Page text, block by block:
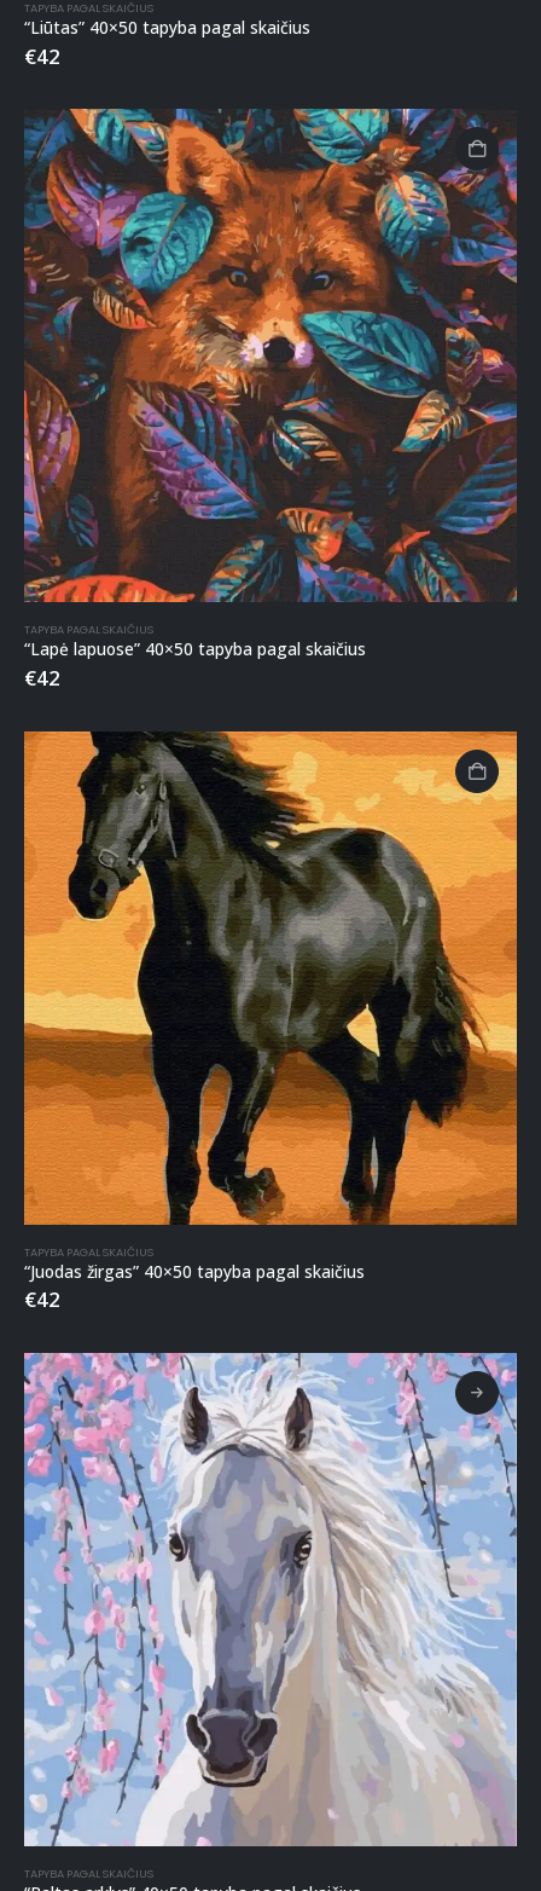
TAPYBA PAGAL SKAIČIUS
“Liūtas” 40×50 tapyba pagal skaičius
€42
TAPYBA PAGAL SKAIČIUS
“Lapė lapuose” 40×50 tapyba pagal skaičius
€42
TAPYBA PAGAL SKAIČIUS
“Juodas žirgas” 40×50 tapyba pagal skaičius
€42
TAPYBA PAGAL SKAIČIUS